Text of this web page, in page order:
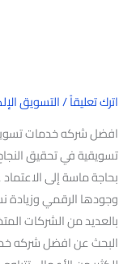
اترك تعليقاً/التسويق
افضل شركه خدمات
تسويقية في تحقيق
بحاجة ماسة إلى
وجودها الرقمي وزيادة
بالعديد من الشركات
البحث عن افضل شركه